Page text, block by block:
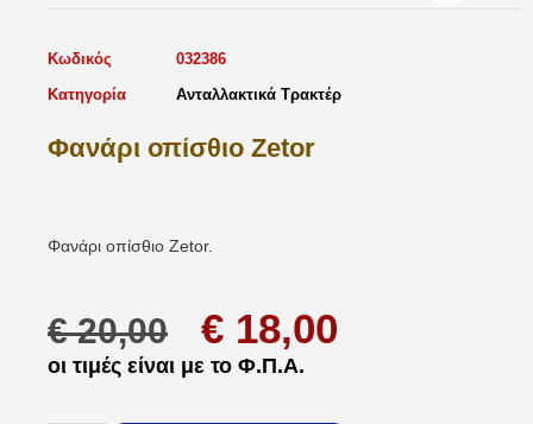
Κωδικός
032386
Κατηγορία
Ανταλλακτικά Τρακτέρ
Φανάρι οπίσθιο Zetor
Φανάρι οπίσθιο Zetor.
€20,00 € 18,00
οι τιμές είναι με το Φ.Π.Α.